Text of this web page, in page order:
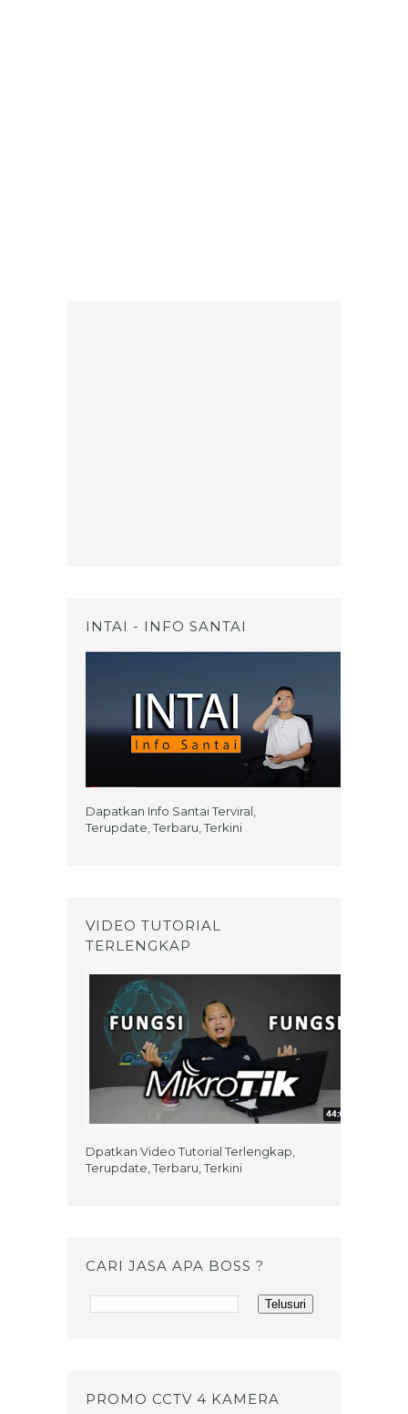
INTAI - INFO SANTAI
Dapatkan Info Santai Terviral,
Terupdate, Terbaru, Terkini
VIDEO TUTORIAL
TERLENGKAP
Dpatkan Video Tutorial Terlengkap,
Terupdate, Terbaru, Terkini
CARI JASA APA BOSS ?
PROMO CCTV 4 KAMERA